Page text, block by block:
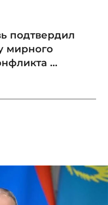
подтвердил
мирного
...